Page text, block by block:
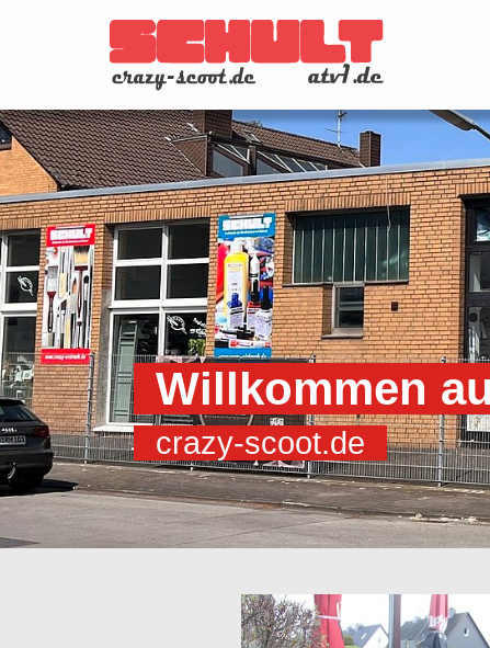
Zum Hauptinhalt springen
Willkommen
crazy-scoot.de